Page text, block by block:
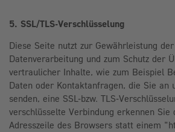
5. SSL/TLS-Verschlüsselung
Diese Seite nutzt zur Gewährleistung
Datenverarbeitung und zum Schutz der
vertraulicher Inhalte, wie zum Beispiel
Daten oder Kontaktanfragen, die Sie an
senden, eine SSL-bzw. TLS-
verschlüsselte Verbindung erkennen Sie
Adresszeile des Browsers statt einem